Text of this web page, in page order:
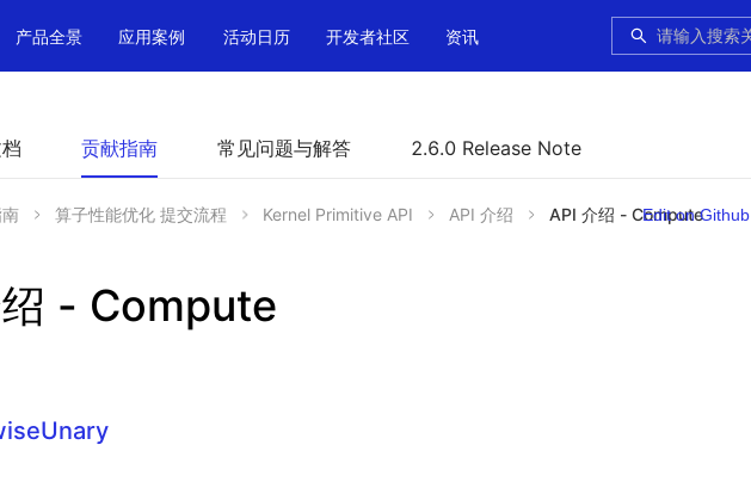
产品全景 应用案例 活动日历 开发者社区 资讯
贡献指南 常见问题与解答 2.6.0 Release Note
算子性能优化 提交流程 Kernel Primitive API API 介绍 API 介绍 - Compute
Edit on Github
- Compute